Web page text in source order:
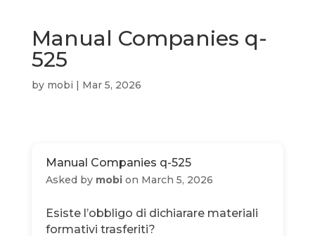
Manual Companies q-
525
by mobi | Mar 5, 2026
Manual Companies q-525
Asked by mobion March 5, 2026
Esiste l’obbligo di dichiarare materiali
formativi trasferiti?